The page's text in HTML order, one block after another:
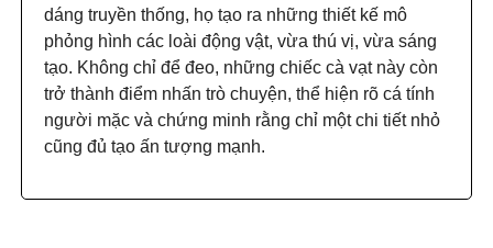
dáng truyền thống, họ tạo ra những thiết kế mô
phỏng hình các loài động vật, vừa thú vị, vừa sáng
tạo. Không chỉ để đeo, những chiếc cà vạt này còn
trở thành điểm nhấn trò chuyện, thể hiện rõ cá tính
người mặc và chứng minh rằng chỉ một chi tiết nhỏ
cũng đủ tạo ấn tượng mạnh.